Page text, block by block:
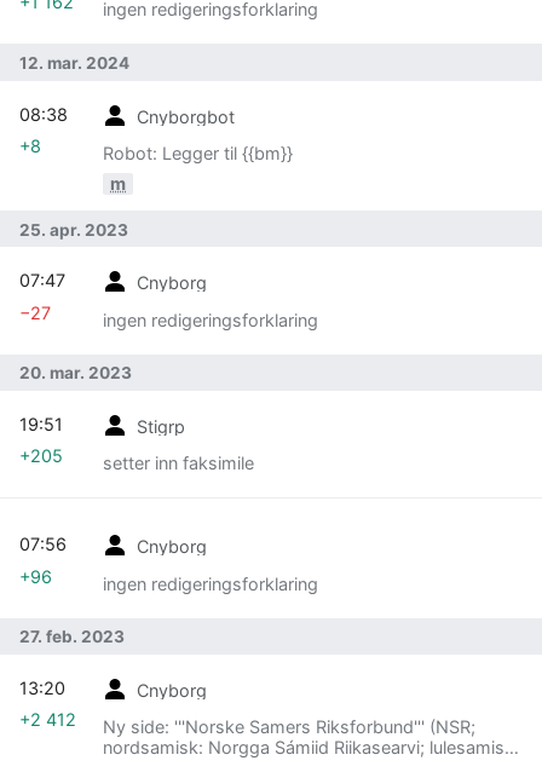
ingen redigeringsforklaring
12. mar. 2024
Cnyborgbot
Robot: Legger til {{bm}}
m
08:38
+8
25. apr. 2023
Cnyborg
ingen redigeringsforklaring
07:47
−27
20. mar. 2023
Stigrp
setter inn faksimile
19:51
+205
Cnyborg
ingen redigeringsforklaring
07:56
+96
27. feb. 2023
Cnyborg
Ny side: '''Norske Samers Riksforbund''' (NSR;
nordsamisk: Norgga Sámiid Riikasearvi; lulesamisk:
13:20
+2 412